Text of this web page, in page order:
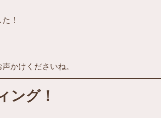
！
かけくださいね。
ング！